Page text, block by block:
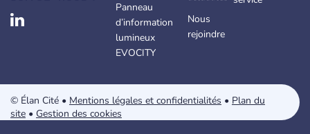
Panneau
d’information
lumineux
EVOCITY
Nous
rejoindre
© Élan Cité • Mentions légales et confidentialités • Plan du
site • Gestion des cookies